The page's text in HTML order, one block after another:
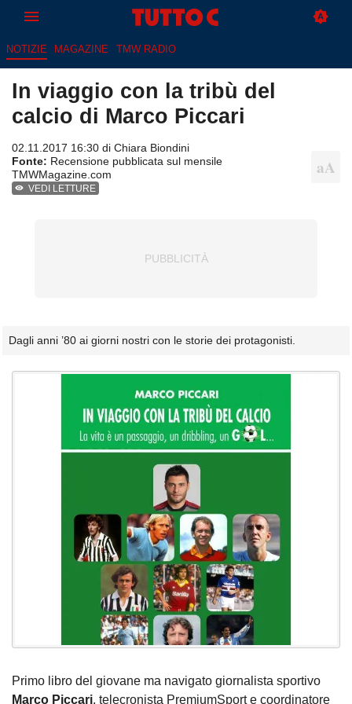
NOTIZIE MAGAZINE TMW RADIO
In viaggio con la tribù del
calcio di Marco Piccari
02.11.2017 16:30 di Chiara Biondini
Fonte: Recensione pubblicata sul mensile
TMWMagazine.com
VEDI LETTURE
Dagli anni ’80 ai giorni nostri con le storie dei protagonisti.
Primo libro del giovane ma navigato giornalista sportivo
Marco Piccari, telecronista PremiumSport e coordinatore